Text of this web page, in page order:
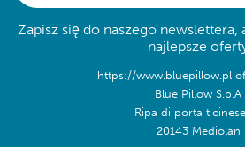
Zapisz się do naszego
najlepsze
https://www.bluepillow.pl
Blue Pillow S.p.A
Ripa di porta
20143 Mediolan